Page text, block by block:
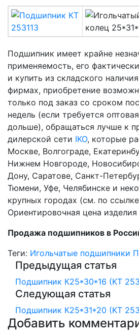
Подшипник имеет крайне
применяемость, его
и купить из складского
фирмах, приобретение
только под заказ со сроком
недель (если требуется
дольше), обращаться лучше к
дилерской сети IKO, которые
Москве, Волгограде,
Нижнем Новгороде,
Дону, Саратове, Санкт-
Тюмени, Уфе, Челябинске и
крупных городах (см. по
Ориентировочная цена
Продажа подшипников в
Теги: Игольчатые подшипники
Предыдущая статья
Подшипник К25*30*16 (KT
Следующая статья
Подшипник К25*31*20 (KT
Добавить